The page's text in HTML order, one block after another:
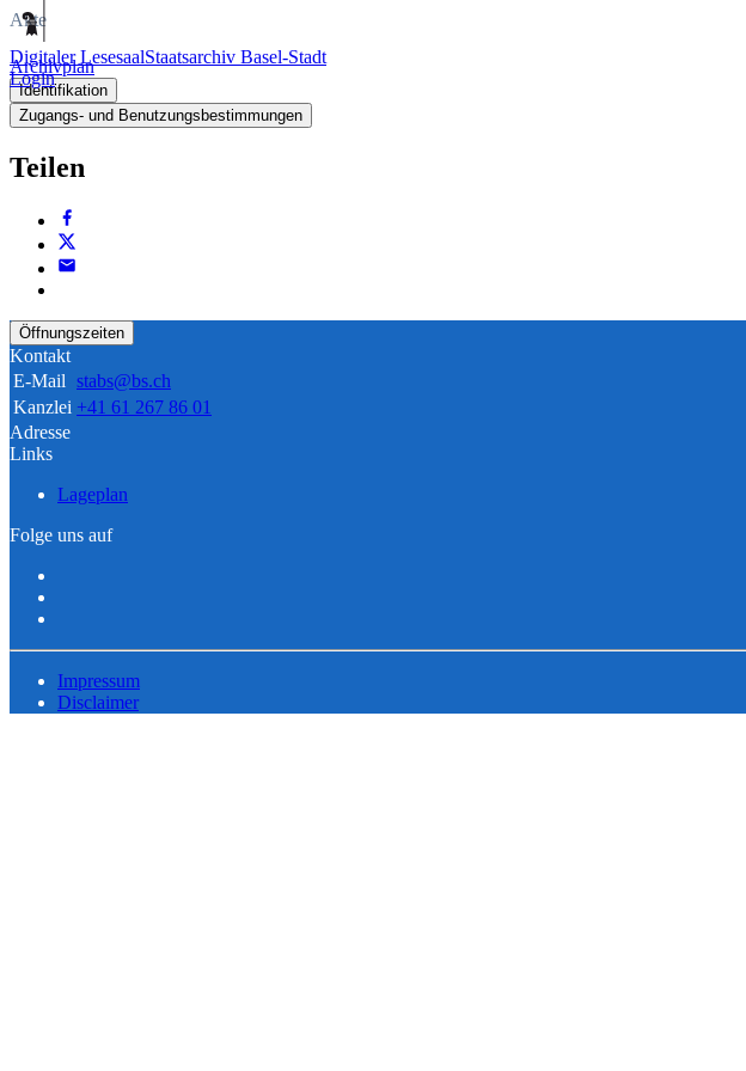
Digitaler LesesaalStaatsarchiv Basel-Stadt
Login
Akte
Archivplan
Identifikation
Zugangs- und Benutzungsbestimmungen
Teilen
Öffnungszeiten
Kontakt
E-Mail stabs@bs.ch
Kanzlei +41 61 267 86 01
Adresse
Links
Lageplan
Folge uns auf
Impressum
Disclaimer